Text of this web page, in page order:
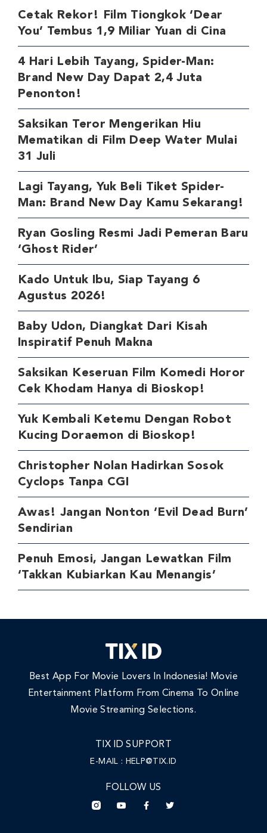
Cetak Rekor! Film Tiongkok ‘Dear
You’ Tembus 1,9 Miliar Yuan di Cina
4 Hari Lebih Tayang, Spider-Man:
Brand New Day Dapat 2,4 Juta
Penonton!
Saksikan Teror Mengerikan Hiu
Mematikan di Film Deep Water Mulai
31 Juli
Lagi Tayang, Yuk Beli Tiket Spider-
Man: Brand New Day Kamu Sekarang!
Ryan Gosling Resmi Jadi Pemeran Baru
‘Ghost Rider’
Kado Untuk Ibu, Siap Tayang 6
Agustus 2026!
Baby Udon, Diangkat Dari Kisah
Inspiratif Penuh Makna
Saksikan Keseruan Film Komedi Horor
Cek Khodam Hanya di Bioskop!
Yuk Kembali Ketemu Dengan Robot
Kucing Doraemon di Bioskop!
Christopher Nolan Hadirkan Sosok
Cyclops Tanpa CGI
Awas! Jangan Nonton ‘Evil Dead Burn’
Sendirian
Penuh Emosi, Jangan Lewatkan Film
‘Takkan Kubiarkan Kau Menangis’
Best App For Movie Lovers In Indonesia! Movie
Entertainment Platform From Cinema To Online
Movie Streaming Selections.
TIX ID SUPPORT
E-MAIL : HELP@TIX.ID
FOLLOW US